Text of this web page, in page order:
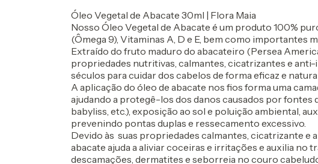
Óleo Vegetal de Abacate 30ml | Flora Maia
Nosso Óleo Vegetal de Abacate é um produto 100%
(Ômega 9), Vitaminas A, D e E, bem como importantes
Extraído do fruto maduro do abacateiro (Persea
propriedades nutritivas, calmantes, cicatrizantes e
séculos para cuidar dos cabelos de forma eficaz e
A aplicação do óleo de abacate nos fios forma uma
ajudando a protegê-los dos danos causados por fontes
babyliss, etc.), exposição ao sol e poluição ambiental,
prevenindo pontas duplas e ressecamento excessivo.
Devido às suas propriedades calmantes, cicatrizante e
abacate ajuda a aliviar coceiras e irritações e auxilia no
descamações, dermatites e seborreia no couro